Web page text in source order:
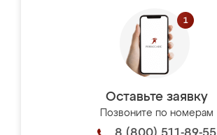
Оставьте заявку
Позвоните по номерам